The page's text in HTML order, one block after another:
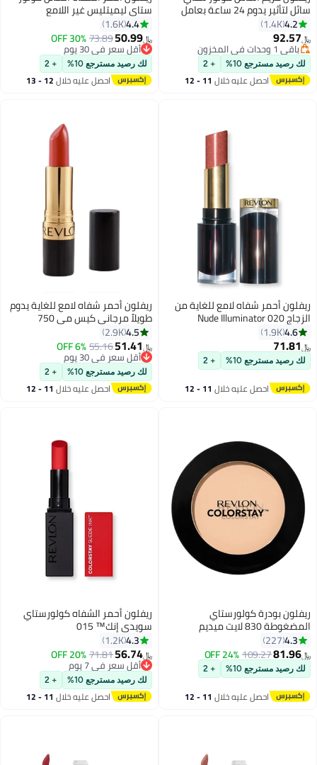
10
سائل لتأثير يدوم 24 ساعة بعامل
طبيعي
4.2
1.4K
﷼‏92.57
باقي 1 وحدات في المخزون
باقي 1 وحدات في المخزون
لك رصيد مسترجع 10% + 2
احصل عليه خلال 11 - 12
16
ستاي ليميتليس غير اللامع
4.4
1.6K
﷼‏50.99
73.89
30% OFF
أقل سعر في 30 يوم
أقل سعر في 30 يوم
لك رصيد مسترجع 10% + 2
احصل عليه خلال 12 - 13
10
ريفلون أحمر شفاه لامع للغاية من
الزجاج 020 Nude Illuminator
4.6
1.9K
﷼‏71.81
لك رصيد مسترجع 10% + 2
احصل عليه خلال 11 - 12
19
ريفلون أحمر شفاه لامع للغاية يدوم
طويلاً مرجاني كيس مي 750
4.5
2.9K
﷼‏51.41
55.16
6% OFF
أقل سعر في 30 يوم
أقل سعر في 30 يوم
لك رصيد مسترجع 10% + 2
احصل عليه خلال 11 - 12
3
ريفلون بودرة كولورستاي
المضغوطة 830 لايت ميديم
4.3
227
﷼‏81.96
109.27
24% OFF
لك رصيد مسترجع 10% + 2
احصل عليه خلال 11 - 12
7
ريفلون أحمر الشفاه كولورستاي
سويدي إنك™ 015
4.3
1.2K
﷼‏56.74
71.81
20% OFF
أقل سعر في 7 يوم
أقل سعر في 7 يوم
لك رصيد مسترجع 10% + 2
احصل عليه خلال 11 - 12